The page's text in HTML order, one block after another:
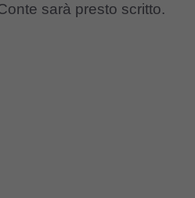
sarà presto scritto.